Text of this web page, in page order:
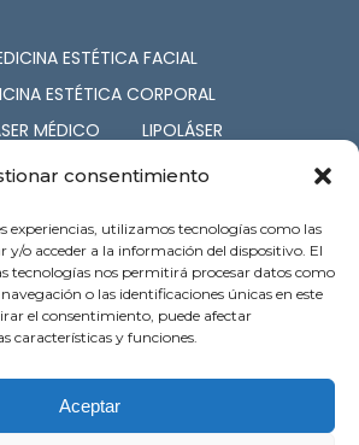
consentimiento
experiencias, utilizamos tecnologías como las
y/o acceder a la información del dispositivo. El
tecnologías nos permitirá procesar datos como
o las identificaciones únicas en este
el consentimiento, puede afectar
características y funciones.
Aceptar
ESTÉTICA FACIAL
ESTÉTICA CORPORAL
MÉDICO
LIPOLÁSER
COSMETOLOGÍA
SERV. ASOCIADOS
de Pinopar 12-1º. Palma de
Mallorca
Frecuentes